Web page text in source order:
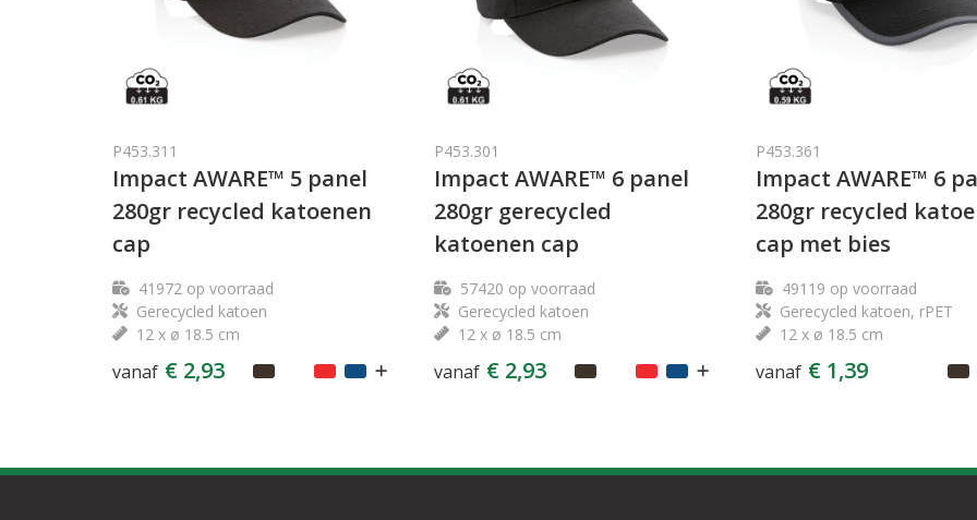
P453.311
Impact AWARE™ 5 panel
280gr recycled katoenen
cap
41972op voorraad
Gerecycled katoen
12 x ø 18.5 cm
vanaf € 2,93
P453.301
Impact AWARE™ 6 panel
280gr gerecycled
katoenen cap
57420 op voorraad
Gerecycled katoen
12 x ø 18.5 cm
vanaf € 2,93
P453.361
Impact AWARE™ 6
280gr recycled
cap met bies
49119 op voorraad
Gerecycled katoen, rPET
12 x ø 18.5 cm
vanaf € 1,39